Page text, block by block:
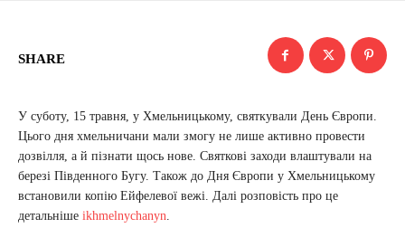
SHARE
У суботу, 15 травня, у Хмельницькому, святкували День Європи.
Цього дня хмельничани мали змогу не лише активно провести
дозвілля, а й пізнати щось нове. Святкові заходи влаштували на
березі Південного Бугу. Також до Дня Європи у Хмельницькому
встановили копію Ейфелевої вежі. Далі розповість про це
детальніше ikhmelnychanyn.